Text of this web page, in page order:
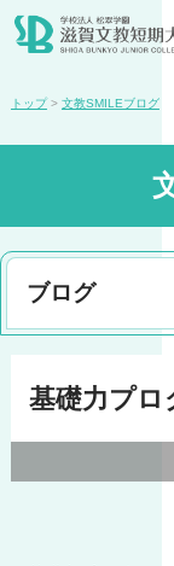
トップ > 文教SMILEブログ
ブログ
基礎力プロ